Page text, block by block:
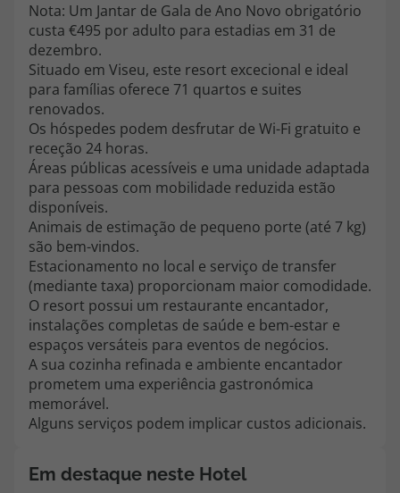
Custo de uma chamada para a rede fixa nacional.
A sua agência de viagens Top Atlântico tem a preocupação de estar
sempre mais perto de si, para maior comodidade e total facilidade
na marcação das suas viagens, tem ainda ao seu dispor o nosso call
center a funcionar todos os dias úteis das 10:00 às 20:00 e Sábado
das 10:00 às 14:00.
topatlantico@topatlantico.com
Nota: Um Jantar de Gala de Ano Novo obrigatório
custa €495 por adulto para estadias em 31 de
dezembro.
Situado em Viseu, este resort excecional e ideal
para famílias oferece 71 quartos e suites
renovados.
Os hóspedes podem desfrutar de Wi-Fi gratuito e
receção 24 horas.
Áreas públicas acessíveis e uma unidade adaptada
para pessoas com mobilidade reduzida estão
disponíveis.
Animais de estimação de pequeno porte (até 7 kg)
são bem-vindos.
Estacionamento no local e serviço de transfer
(mediante taxa) proporcionam maior comodidade.
O resort possui um restaurante encantador,
instalações completas de saúde e bem-estar e
espaços versáteis para eventos de negócios.
A sua cozinha refinada e ambiente encantador
prometem uma experiência gastronómica
memorável.
Alguns serviços podem implicar custos adicionais.
Em destaque neste Hotel